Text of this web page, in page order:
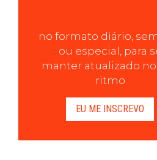
no formato diário,
ou especial, para
manter atualizado no
ritmo
EU ME INSCREVO